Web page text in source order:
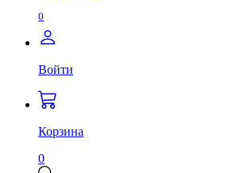
0
Войти
Корзина
0